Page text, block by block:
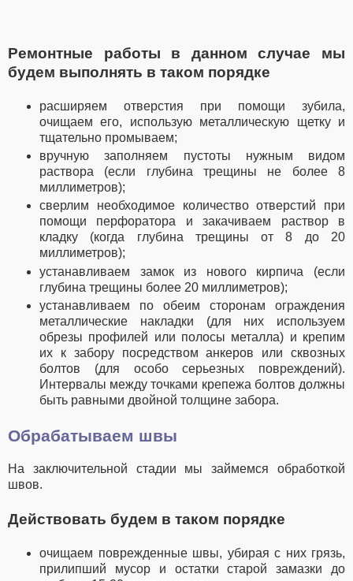
Ремонтные работы в данном случае мы
будем выполнять в таком порядке
расширяем отверстия при помощи зубила,
очищаем его, использую металлическую щетку и
тщательно промываем;
вручную заполняем пустоты нужным видом
раствора (если глубина трещины не более 8
миллиметров);
сверлим необходимое количество отверстий при
помощи перфоратора и закачиваем раствор в
кладку (когда глубина трещины от 8 до 20
миллиметров);
устанавливаем замок из нового кирпича (если
глубина трещины более 20 миллиметров);
устанавливаем по обеим сторонам ограждения
металлические накладки (для них используем
обрезы профилей или полосы металла) и крепим
их к забору посредством анкеров или сквозных
болтов (для особо серьезных повреждений).
Интервалы между точками крепежа болтов должны
быть равными двойной толщине забора.
Обрабатываем швы
На заключительной стадии мы займемся обработкой
швов.
Действовать будем в таком порядке
очищаем поврежденные швы, убирая с них грязь,
прилипший мусор и остатки старой замазки до